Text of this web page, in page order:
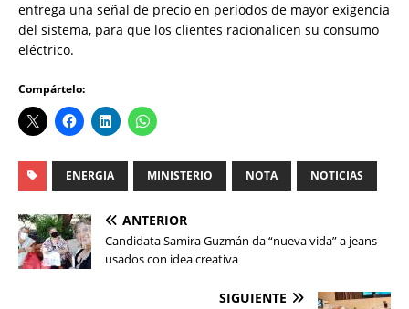
entrega una señal de precio en períodos de mayor exigencia
del sistema, para que los clientes racionalicen su consumo
eléctrico.
Compártelo:
ENERGIA MINISTERIO NOTA NOTICIAS
ANTERIOR
Candidata Samira Guzmán da “nueva vida” a jeans
usados con idea creativa
SIGUIENTE